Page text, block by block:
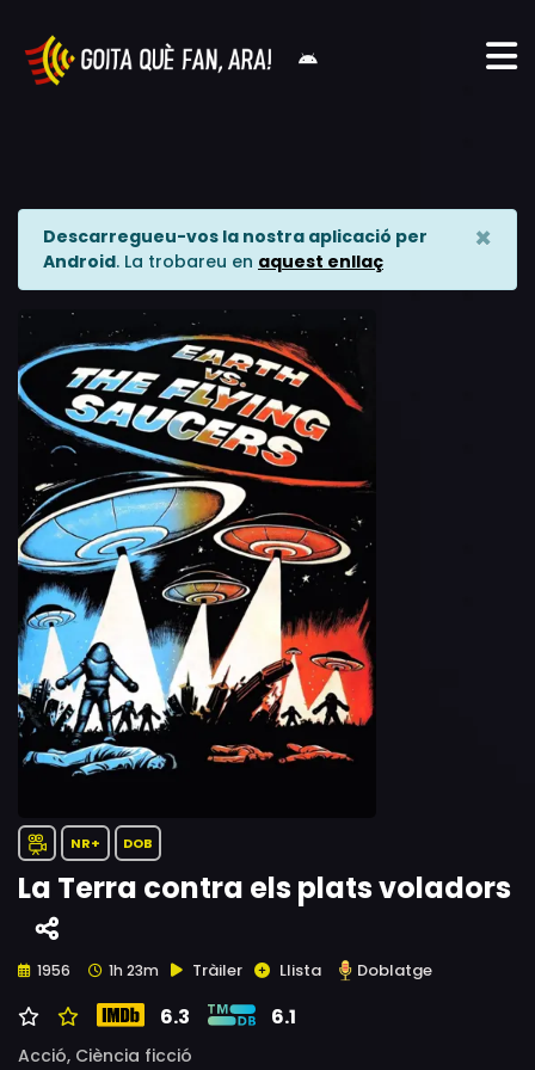
Descarregueu-vos la nostra aplicació per
Android. La trobareu en aquest enllaç
×
NR+ DOB
La Terra contra els plats voladors
1956 1h 23m Tràiler Llista Doblatge
6.3 6.1
Acció, Ciència ficció